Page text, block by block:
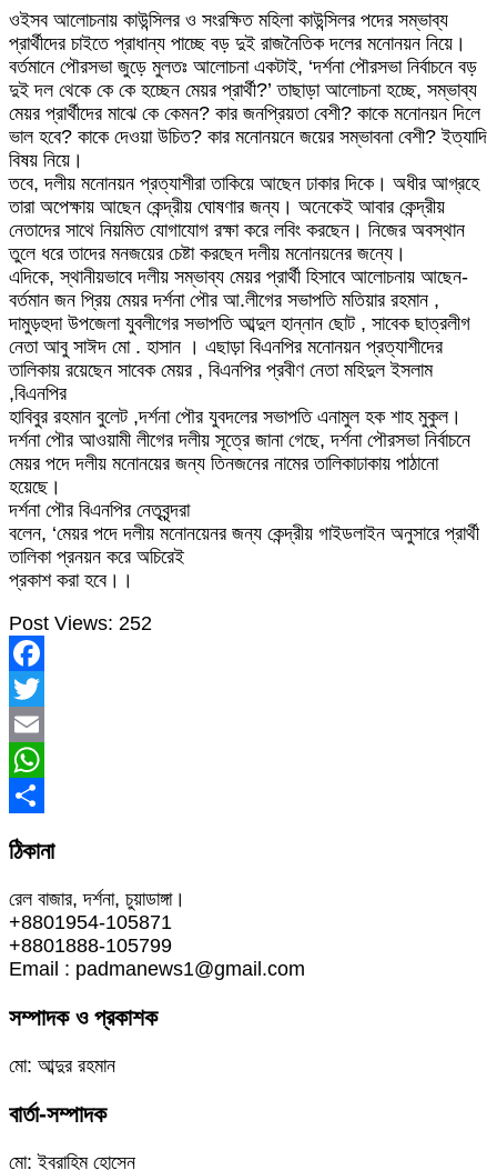
ওইসব আলোচনায় কাউন্সিলর ও সংরক্ষিত মহিলা কাউন্সিলর পদের সম্ভাব্য
প্রার্থীদের চাইতে প্রাধান্য পাচ্ছে বড় দুই রাজনৈতিক দলের মনোনয়ন নিয়ে।
বর্তমানে পৌরসভা জুড়ে মুলতঃ আলোচনা একটাই, ‘দর্শনা পৌরসভা নির্বাচনে বড়
দুই দল থেকে কে কে হচ্ছেন মেয়র প্রার্থী?’ তাছাড়া আলোচনা হচ্ছে, সম্ভাব্য
মেয়র প্রার্থীদের মাঝে কে কেমন? কার জনপ্রিয়তা বেশী? কাকে মনোনয়ন দিলে
ভাল হবে? কাকে দেওয়া উচিত? কার মনোনয়নে জয়ের সম্ভাবনা বেশী? ইত্যাদি
বিষয় নিয়ে।
তবে, দলীয় মনোনয়ন প্রত্যাশীরা তাকিয়ে আছেন ঢাকার দিকে। অধীর আগ্রহে
তারা অপেক্ষায় আছেন কেন্দ্রীয় ঘোষণার জন্য। অনেকেই আবার কেন্দ্রীয়
নেতাদের সাথে নিয়মিত যোগাযোগ রক্ষা করে লবিং করছেন। নিজের অবস্থান
তুলে ধরে তাদের মনজয়ের চেষ্টা করছেন দলীয় মনোনয়নের জন্যে।
এদিকে, স্থানীয়ভাবে দলীয় সম্ভাব্য মেয়র প্রার্থী হিসাবে আলোচনায় আছেন-
বর্তমান জন প্রিয় মেয়র দর্শনা পৌর আ.লীগের সভাপতি মতিয়ার রহমান ,
দামুড়হুদা উপজেলা যুবলীগের সভাপতি আব্দুল হান্নান ছােট , সাবেক ছাত্রলীগ
নেতা আবু সাঈদ মাে . হাসান । এছাড়া বিএনপির মনােনয়ন প্রত্যাশীদের
তালিকায় রয়েছেন সাবেক মেয়র , বিএনপির প্রবীণ নেতা মহিদুল ইসলাম
,বিএনপির
হাবিবুর রহমান বুলেট ,দর্শনা পৌর যুবদলের সভাপতি এনামুল হক শাহ মুকুল।
দর্শনা পৌর আওয়ামী লীগের দলীয় সূত্রে জানা গেছে, দর্শনা পৌরসভা নির্বাচনে
মেয়র পদে দলীয় মনোনয়ের জন্য তিনজনের নামের তালিকাঢাকায় পাঠানো
হয়েছে।
দর্শনা পৌর বিএনপির নেতৃবৃন্দরা
বলেন, ‘মেয়র পদে দলীয় মনোনয়েনর জন্য কেন্দ্রীয় গাইডলাইন অনুসারে প্রার্থী
তালিকা প্রনয়ন করে অচিরেই
প্রকাশ করা হবে।।
Post Views: 252
Facebook
Twitter
Email
WhatsApp
ঠিকানা
রেল বাজার, দর্শনা, চুয়াডাঙ্গা।
+8801954-105871
+8801888-105799
Email : padmanews1@gmail.com
সম্পাদক ও প্রকাশক
মো: আব্দুর রহমান
বার্তা-সম্পাদক
মো: ইব্রাহিম হোসেন